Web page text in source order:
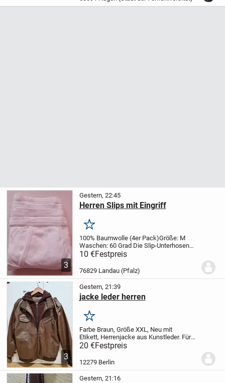
3
Gestern, 22:45
Herren Slips mit Eingriff
Merken
100% Baumwolle (4er Pack)Größe: M
Waschen: 60 Grad Die Slip-Unterhosen
bestehen aus weicher Baumwolle und
bieten Komfort für den ganzen Tag.
unverzichtbares Basic
10 €Festpreis
76829 Landau (Pfalz)
3
Gestern, 21:39
jacke leder herren
Merken
Farbe Braun, Größe XXL, Neu mit
Etikett, Herrenjacke aus Kunstleder. Für
jedes Wetter geeignet. Verfügt über eine
Kapuze zum Schutz vor Regen. Neue
Größe XXL. Die Farbe ist braun. Kann zum
20 €Festpreis
12279 Berlin
Gestern, 21:16